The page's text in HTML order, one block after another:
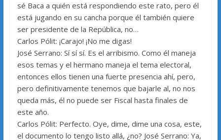
sé Baca a quién está respondiendo este rato, pero él
está jugando en su cancha porque él también quiere
ser presidente de la República, no…
Carlos Pólit: ¡Carajo! ¡No me digas!
José Serrano: Sí sí sí. Es el arribismo. Como él maneja
esos temas y el hermano maneja el tema electoral,
entonces ellos tienen una fuerte presencia ahí, pero,
pero definitivamente tenemos que bajarle al, no nos
queda más, él no puede ser Fiscal hasta finales de
este año.
Carlos Pólit: Perfecto. Oye, dime, dime una cosa, este,
el documento lo tengo listo allá, ¿no? José Serrano: Ya,